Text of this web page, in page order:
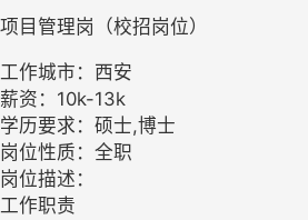
项目管理岗（校招岗位）
工作城市：西安
薪资：10k-13k
学历要求：硕士,博士
岗位性质：全职
岗位描述：
工作职责